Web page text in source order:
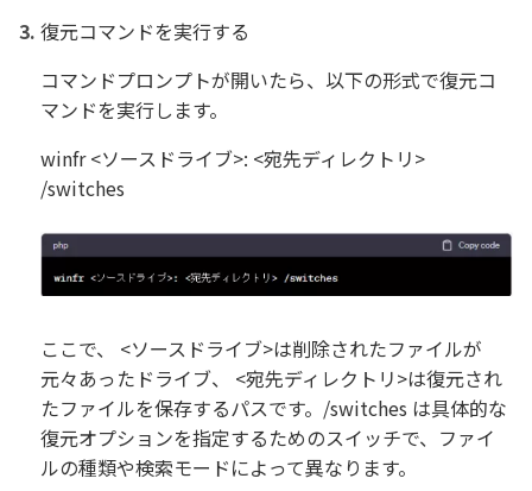
復元コマンドを実行する
コマンドプロンプトが開いたら、以下の形式で復元コ
マンドを実行します。
winfr <ソースドライブ>: <宛先ディレクトリ>
/switches
ここで、 <ソースドライブ>は削除されたファイルが
元々あったドライブ、 <宛先ディレクトリ>は復元され
たファイルを保存するパスです。/switches は具体的な
復元オプションを指定するためのスイッチで、ファイ
ルの種類や検索モードによって異なります。